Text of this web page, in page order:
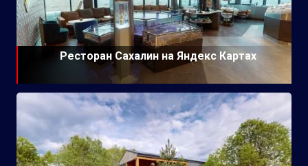
Ресторан Сахалин на Яндекс Картах